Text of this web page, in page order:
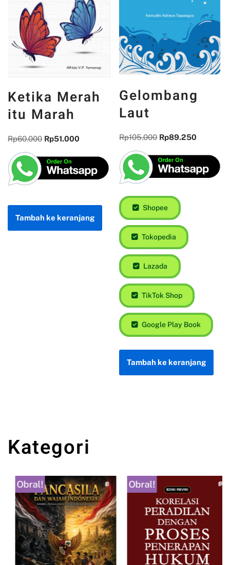
Ketika Merah
itu Marah
Rp60.000 Rp51.000
Tambah ke keranjang
Gelombang
Laut
Rp105.000 Rp89.250
Shopee
Tokopedia
Lazada
TikTok Shop
Google Play Book
Tambah ke keranjang
Kategori
Obral! Obral!